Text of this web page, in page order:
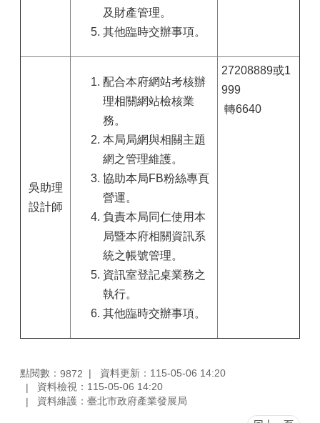
及財產管理。
其他臨時交辦事項。
吳助理
設計師
配合本府網站考核辦
理相關網站檢核業
務。
本局局網與相關主題
網之管理維護。
協助本局FB粉絲專頁
營運。
負責本局同仁使用本
局暨本府相關資訊系
統之帳號管理。
資訊室登記桌業務之
執行。
其他臨時交辦事項。
27208889或1
999
轉6640
點閱數： 9872
資料更新：115-05-06 14:20
資料檢視：115-05-06 14:20
資料維護：臺北市政府產業發展局